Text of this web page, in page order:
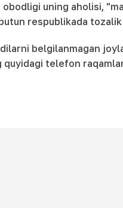
obodligi uning aholisi,
respublikada
belgilanmagan
telefon